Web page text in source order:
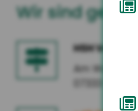
Wir sind
HSH
Am
07333